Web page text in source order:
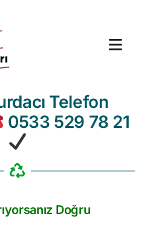
Fiyatları
Bölgeleri
Telefon
0533 529 78 21
Doğru